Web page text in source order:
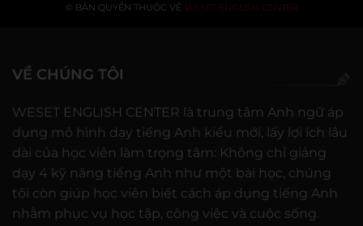
© BẢN QUYỀN THUỘC VỀ WESET ENGLISH CENTER
VỀ CHÚNG TÔI
WESET ENGLISH CENTER là trung tâm Anh ngữ áp
dụng mô hình dạy tiếng Anh kiểu mới, lấy lợi ích lâu
dài của học viên làm trọng tâm: Không chỉ giảng
dạy 4 kỹ năng tiếng Anh như một bài học, chúng
tôi còn giúp học viên biết cách áp dụng tiếng Anh
nhằm phục vụ học tập, công việc và cuộc sống.